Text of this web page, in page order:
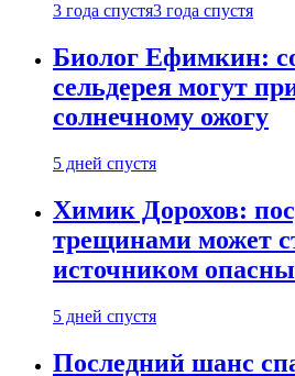
3 года спустя3 года спустя
Биолог Ефимкин:
сельдерея могут
солнечному ожогу
5 дней спустя
Химик Дорохов:
трещинами может
источником
5 дней спустя
Последний шанс